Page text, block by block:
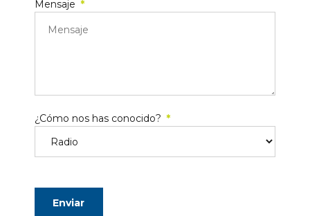
Mensaje
¿Cómo nos has conocido?